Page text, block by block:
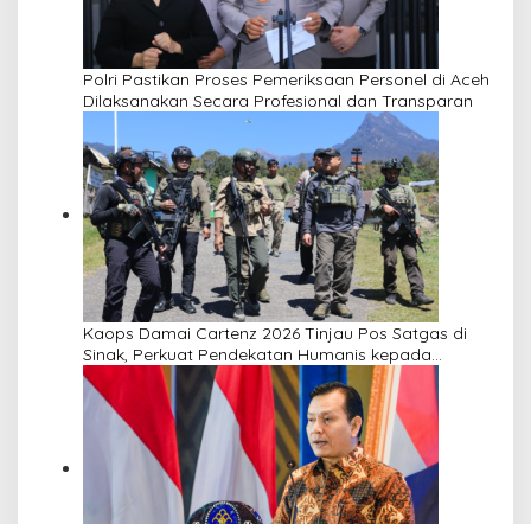
Polri Pastikan Proses Pemeriksaan Personel di Aceh
Dilaksanakan Secara Profesional dan Transparan
Kaops Damai Cartenz 2026 Tinjau Pos Satgas di
Sinak, Perkuat Pendekatan Humanis kepada
Masyarakat